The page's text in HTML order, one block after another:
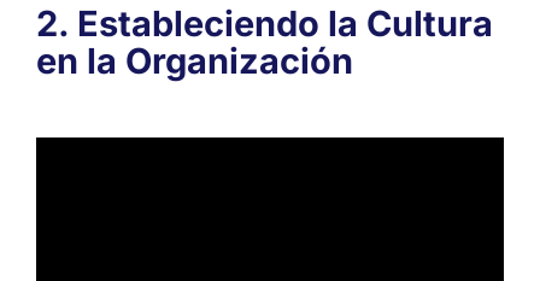
2. Estableciendo la Cultura
en la Organización